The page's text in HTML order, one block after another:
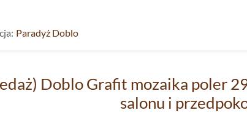
Paradyż Doblo
Doblo Grafit mozaika poler
salonu i